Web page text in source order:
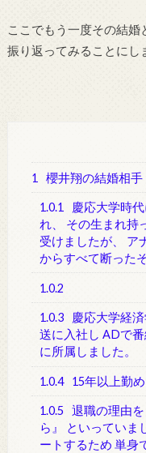
ここでもう一度その結婚
振り返ってみることにし
1 櫻井翔の結婚相
1.0.1
慶応大学時
れ、 その生まれ持
受けましたが、 ア
からすべて断った
1.0.2
1.0.3
慶応大学経
送に入社し ADで
に所属しました。
1.0.4 15年以上勤
1.0.5 退職の理由
ら』 といっていま
ートするため 単身